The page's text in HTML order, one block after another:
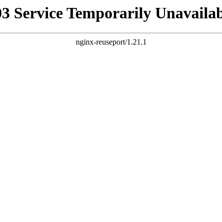
Service Temporarily
nginx-reuseport/1.21.1